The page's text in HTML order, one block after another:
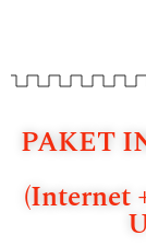
PAKET
(Internet